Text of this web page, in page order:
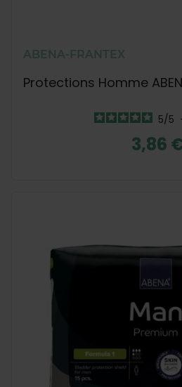
ABENA-FRANTEX
Protections Homme
5/5
3,86